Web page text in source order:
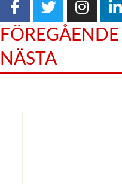
FÖREGÅENDE
NÄSTA